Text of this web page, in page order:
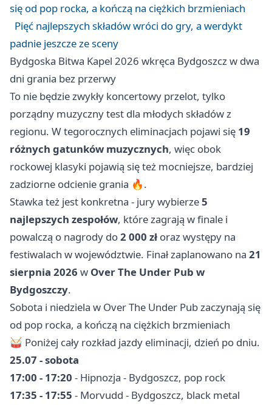
się od pop rocka, a kończą na ciężkich brzmieniach
Pięć najlepszych składów wróci do gry, a werdykt
padnie jeszcze ze sceny
Bydgoska Bitwa Kapel 2026 wkręca Bydgoszcz w dwa
dni grania bez przerwy
To nie będzie zwykły koncertowy przelot, tylko
porządny muzyczny test dla młodych składów z
regionu. W tegorocznych eliminacjach pojawi się 19
różnych gatunków muzycznych, więc obok
rockowej klasyki pojawią się też mocniejsze, bardziej
zadziorne odcienie grania 🔥.
Stawka też jest konkretna - jury wybierze5
najlepszych zespołów, które zagrają w finale i
powalczą o nagrody do2 000 zł oraz występy na
festiwalach w województwie. Finał zaplanowano na 21
sierpnia 2026 w Over The Under Pub w
Bydgoszczy.
Sobota i niedziela w Over The Under Pub zaczynają się
od pop rocka, a kończą na ciężkich brzmieniach
🥁 Poniżej cały rozkład jazdy eliminacji, dzień po dniu.
25.07 - sobota
17:00 - 17:20 - Hipnozja - Bydgoszcz, pop rock
17:35 - 17:55 - Morvudd - Bydgoszcz, black metal